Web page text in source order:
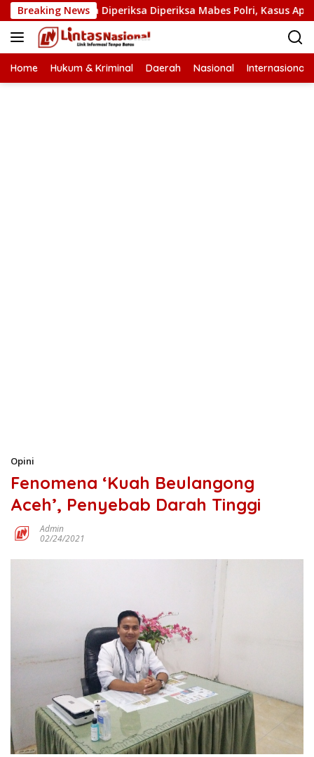
Langsung
ke
konten
Breaking News
Diperiksa Diperiksa Mabes Polri, Kasus Apa?
Home Hukum & Kriminal Daerah Nasional Internasional
Opini
Fenomena ‘Kuah Beulangong
Aceh’, Penyebab Darah Tinggi
Admin
02/24/2021